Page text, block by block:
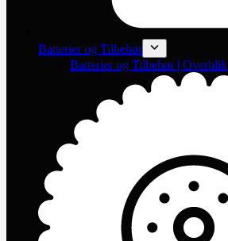
Batterier og Tilbehør
Batterier og Tilbehør | Overblik